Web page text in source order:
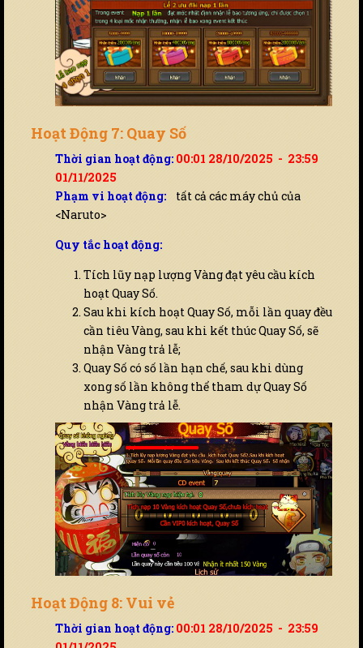
Hoạt Động 7: Quay Số
Thời gian hoạt động: 00:01 28/10/2025 - 23:59
01/11/2025
Phạm vi hoạt động: tất cả các máy chủ của
<Naruto>
Quy tắc hoạt động:
Tích lũy nạp lượng Vàng đạt yêu cầu kích
hoạt Quay Số.
Sau khi kích hoạt Quay Số, mỗi lần quay đều
cần tiêu Vàng, sau khi kết thúc Quay Số, sẽ
nhận Vàng trả lễ;
Quay Số có số lần hạn chế, sau khi dùng
xong số lần không thể tham dự Quay Số
nhận Vàng trả lễ.
Hoạt Động 8: Vui vẻ
Thời gian hoạt động: 00:01 28/10/2025 - 23:59